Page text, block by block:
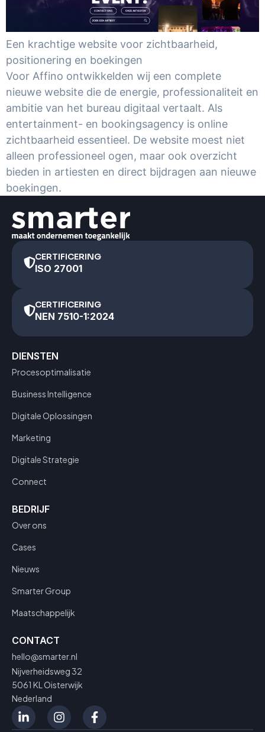
Een krachtige website voor zichtbaarheid,
positionering en boekingen
Voor Affino ontwikkelden wij een complete
nieuwe website die de energie, professionaliteit en
ambitie van het bureau digitaal vertaalt. Als
entertainment- en bookingsagency is online
zichtbaarheid essentieel. De website moest niet
alleen professioneel ogen, maar ook overzicht
bieden in artiesten en direct bijdragen aan nieuwe
boekingen.
CERTIFICERING
ISO 27001
CERTIFICERING
NEN 7510-1:2024
DIENSTEN
Procesoptimalisatie
Business Intelligence
Digitale Oplossingen
Marketing
Digitale Strategie
Connect
BEDRIJF
Over ons
Cases
Nieuws
Smarter Group
Maatschappelijk
CONTACT
hello@smarter.nl
Nijverheidsweg 32
5061 KL Oisterwijk
Nederland